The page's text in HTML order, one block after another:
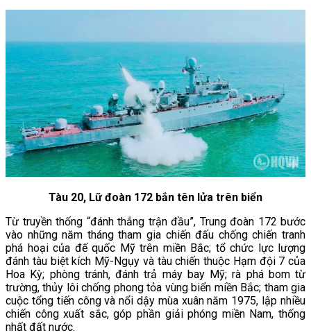
Tàu 20, Lữ đoàn 172 bắn tên lửa trên biển
Từ truyền thống “đánh thắng trận đầu”, Trung đoàn 172 bước
vào những năm tháng tham gia chiến đấu chống chiến tranh
phá hoại của đế quốc Mỹ trên miền Bắc; tổ chức lực lượng
đánh tàu biệt kích Mỹ-Ngụy và tàu chiến thuộc Hạm đội 7 của
Hoa Kỳ; phòng tránh, đánh trả máy bay Mỹ; rà phá bom từ
trường, thủy lôi chống phong tỏa vùng biển miền Bắc; tham gia
cuộc tổng tiến công và nổi dậy mùa xuân năm 1975, lập nhiều
chiến công xuất sắc, góp phần giải phóng miền Nam, thống
nhất đất nước.